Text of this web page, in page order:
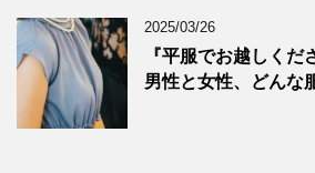
2025/03/26
『平服でお越しくだ
男性と女性、どんな